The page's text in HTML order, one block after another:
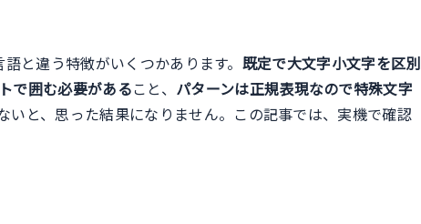
と違う特徴がいくつかあります。 既定で大文字小文字を区別
で囲む必要があること、 パターンは正規表現なので特殊文字
いと、思った結果になりません。この記事では、実機で確認